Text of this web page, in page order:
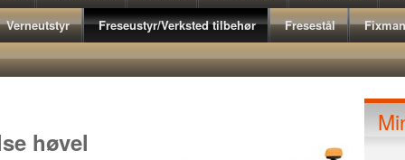
Verneutstyr Freseustyr/Verksted tilbehør Fresestål Fixman
TPL180B, høvel 180mm